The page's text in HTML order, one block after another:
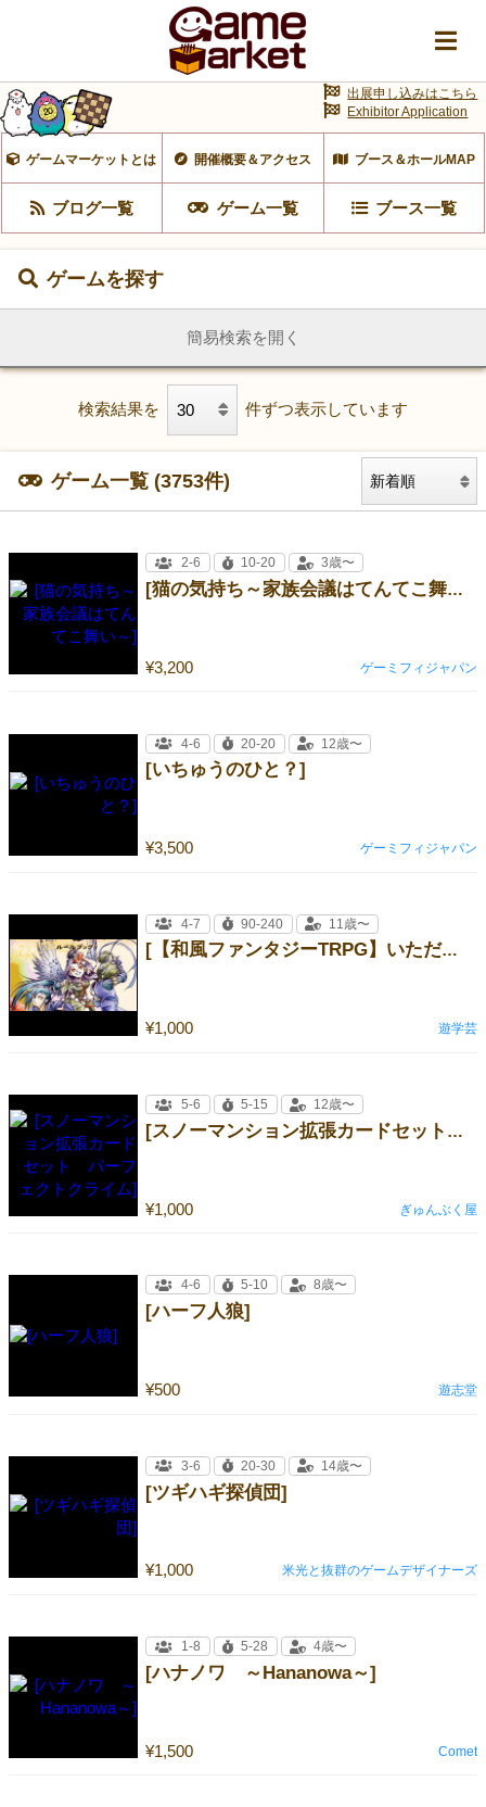
ゲームマーケットとは 開催概要＆アクセス ブース＆ホールMAP
ブログ一覧 ゲーム一覧 ブース一覧
出展申し込みはこちら
Exhibitor Application
ゲームを探す
簡易検索を開く
検索結果を 件ずつ表示しています
ゲーム一覧 (3753件)
[猫の気持ち～家族会議はてんてこ舞い～]
¥3,200
2-6 10-20 3歳〜
ゲーミフィジャパン
[いちゅうのひと？]
¥3,500
4-6 20-20 12歳〜
ゲーミフィジャパン
[【和風ファンタジーTRPG】いただきダンジョンRPG Zipangu 追加ルールブック]
¥1,000
4-7 90-240 11歳〜
遊学芸
[スノーマンション拡張カードセット パーフェクトクライム]
¥1,000
5-6 5-15 12歳〜
ぎゅんぶく屋
[ハーフ人狼]
¥500
4-6 5-10 8歳〜
遊志堂
[ツギハギ探偵団]
¥1,000
3-6 20-30 14歳〜
米光と抜群のゲームデザイナーズ
[ハナノワ ～Hananowa～]
¥1,500
1-8 5-28 4歳〜
Comet